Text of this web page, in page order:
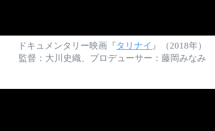
ドキュメンタリー映画『タリナイ 』（2018年）
監督：大川史織、プロデューサー：藤岡みなみ